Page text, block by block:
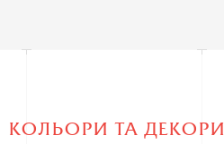
КОЛЬОРИ ТА ДЕКОРИ